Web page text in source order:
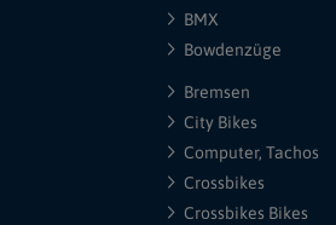
BMX
Bowdenzüge
Bremsen
City Bikes
Computer, Tachos
Crossbikes
Crossbikes Bikes